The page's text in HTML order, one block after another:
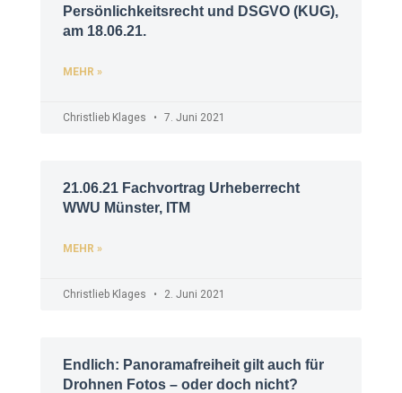
Persönlichkeitsrecht und DSGVO (KUG),
am 18.06.21.
MEHR »
Christlieb Klages 7. Juni 2021
21.06.21 Fachvortrag Urheberrecht
WWU Münster, ITM
MEHR »
Christlieb Klages 2. Juni 2021
Endlich: Panoramafreiheit gilt auch für
Drohnen Fotos – oder doch nicht?